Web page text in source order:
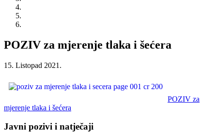
POZIV za mjerenje tlaka i šećera
15. Listopad 2021.
POZIV za
mjerenje tlaka i šećera
Javni pozivi i natječaji